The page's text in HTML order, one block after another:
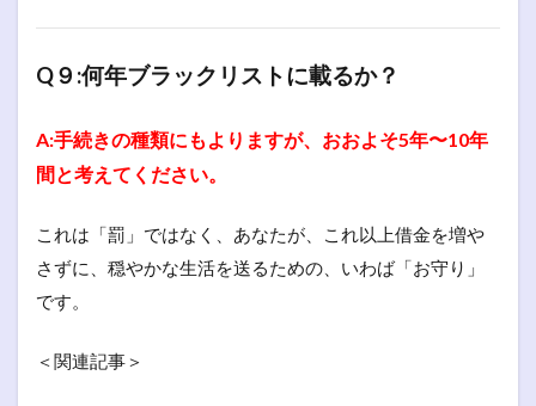
Q９:何年ブラックリストに載るか？
A:手続きの種類にもよりますが、おおよそ5年〜10年
間と考えてください。
これは「罰」ではなく、あなたが、これ以上借金を増や
さずに、穏やかな生活を送るための、いわば「お守り」
です。
＜関連記事＞